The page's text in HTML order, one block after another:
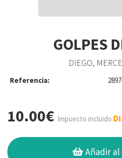
GOLPES
DIEGO,
Referencia:
10.00€ Impuesto incluido
Añadir